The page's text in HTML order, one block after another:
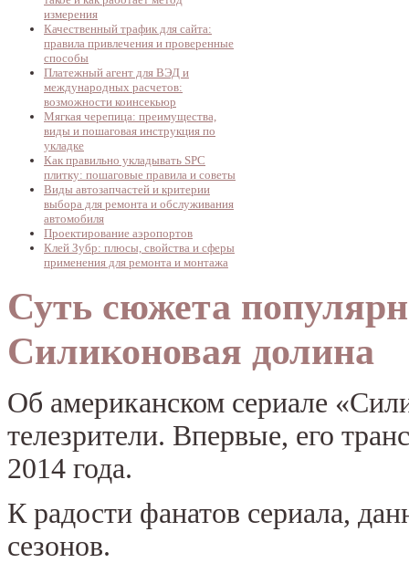
измерения
Качественный трафик для сайта:
правила привлечения и проверенные
способы
Платежный агент для ВЭД и
международных расчетов:
возможности коинсекьюр
Мягкая черепица: преимущества,
виды и пошаговая инструкция по
укладке
Как правильно укладывать SPC
плитку: пошаговые правила и советы
Виды автозапчастей и критерии
выбора для ремонта и обслуживания
автомобиля
Проектирование аэропортов
Клей Зубр: плюсы, свойства и сферы
применения для ремонта и монтажа
Суть сюжета
Силиконовая долина
Об американском сериале
телезрители. Впервые, его
2014 года.
К радости фанатов сериала,
сезонов.